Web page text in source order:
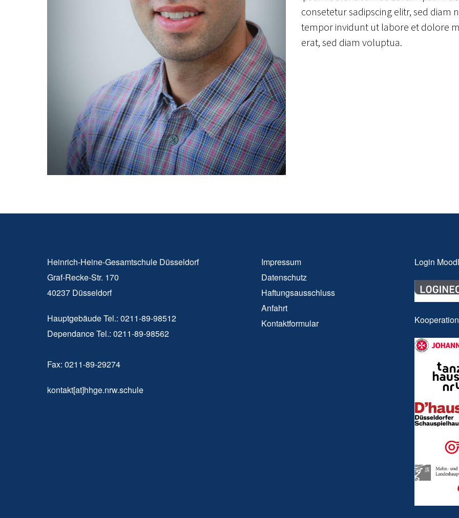
consetetur sadipscing elitr, sed diam
tempor invidunt ut labore et dolore
erat, sed diam voluptua.
Heinrich-Heine-Gesamtschule Düsseldorf
Graf-Recke-Str. 170
40237 Düsseldorf
Hauptgebäude Tel.: 0211-89-98512
Dependance Tel.: 0211-89-98562
Fax: 0211-89-29274
kontakt[at]hhge.nrw.schule
Impressum
Datenschutz
Haftungsausschluss
Anfahrt
Kontaktformular
Login